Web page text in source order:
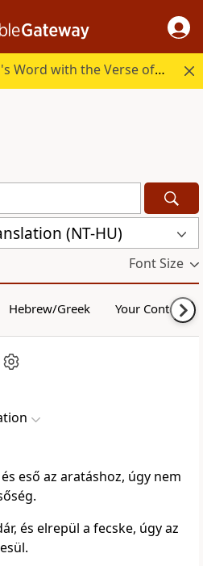
Start your day in God's Word with the Verse of the Day.
(NT-HU)
Font Size
Hebrew/Greek Your Content
eső az aratáshoz, úgy nem
és elrepül a fecske, úgy az